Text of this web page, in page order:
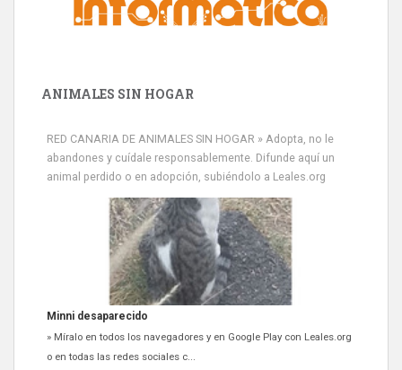
ANIMALES SIN HOGAR
RED CANARIA DE ANIMALES SIN HOGAR » Adopta, no le
abandones y cuídale responsablemente. Difunde aquí un
animal perdido o en adopción, subiéndolo a Leales.org
Siami Perdida
Se llama Siami,es hembra de 4 años,esterilizada con marca de
oreja,cariñosa,mimosa pero miedosa,e...